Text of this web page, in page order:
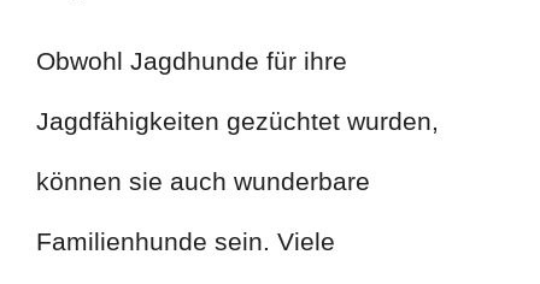
Obwohl Jagdhunde für ihre
Jagdfähigkeiten gezüchtet wurden,
können sie auch wunderbare
Familienhunde sein. Viele